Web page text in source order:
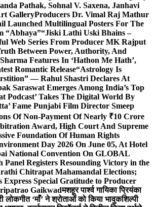
Pathak, Sohnal V. Saxena, Janhavi
GalleryProducers Dr. Vimal Raj Mathur
Launched Multilingual Posters For The
“Abhaya”“Jiski Lathi Uski Bhains –
Web Series From Producer MK Rajput
Between Power, Authority, And
Features In ‘Hathon Me Hath’,
Romantic Release“Astrology Is
— Rahul Shastri Declares At
Saraswat Emerges Among India’s Top
Podcast’ Takes The Digital World By
Fame Punjabi Film Director Smeep
Of Non-Payment Of Nearly ₹10 Crore
Award, High Court And Supreme
Foundation Of Human Rights
Day 2026 On June 05, At Hotel
National Convention On GLOBAL
Panel Registers Resounding Victory in the
Chitrapat Mahamandal Elections;
Express Special Gratitude to Producer
Gaikwadमशहूर पार्श्व गायिका प्रियंका
लोकगीत ‘माँ’ ने श्रोताओं को किया भावुकशिल्पी